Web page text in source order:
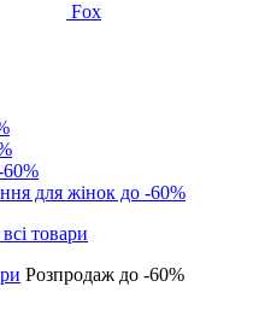
Fox
60%
для жінок до -60%
Розпродаж до -60%